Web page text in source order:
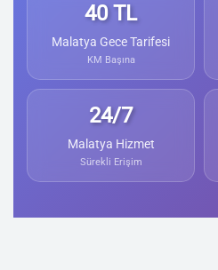
40 TL
Malatya Gece Tarifesi
KM Başına
24/7
Malatya Hizmet
Sürekli Erişim